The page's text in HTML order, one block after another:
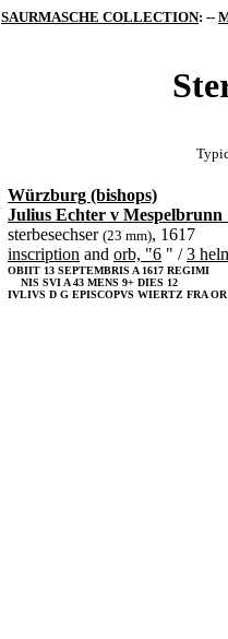
SAURMASCHE COLLECTION: --
Würzburg (bishops)
Julius Echter v Mespelbrunn
sterbesechser (23 mm), 1617
inscription and orb, "6 " /3
OBIIT 13 SEPTEMBRIS A 1617 REGIMI
NIS SVI A 43 MENS 9+ DIES 12
IVLIVS D G EPISCOPVS WIERTZ FRA